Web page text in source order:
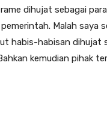
dihujat sebagai
Malah saya
habis-habisan
kemudian pihak